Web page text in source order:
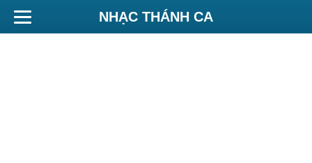
NHẠC THÁNH CA